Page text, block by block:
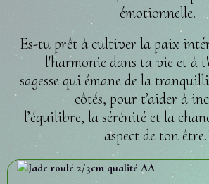
émotionnelle.
Es-tu prêt à cultiver la paix
l'harmonie dans ta vie et à
sagesse qui émane de la
côtés, pour t’aider à
l’équilibre, la sérénité et la
aspect de ton